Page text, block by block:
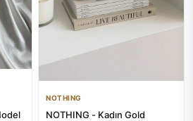
NOTHING
NOTHING - Kadın Gold